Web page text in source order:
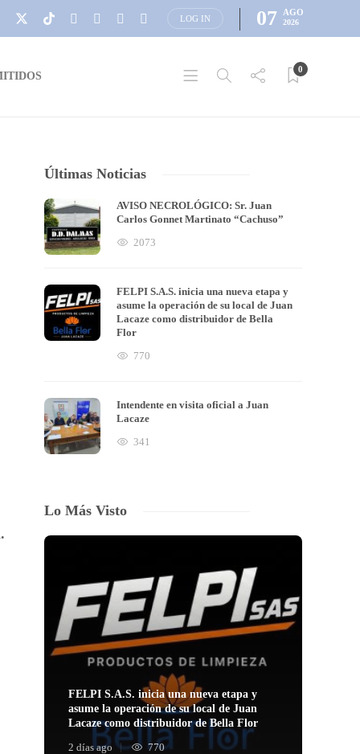
LOG IN 07 AGO
2026
0
Últimas Noticias
AVISO NECROLÓGICO: Sr. Juan
Carlos Gonnet Martinato “Cachuso”
2073
FELPI S.A.S. inicia una nueva etapa y
asume la operación de su local de Juan
Lacaze como distribuidor de Bella
Flor
770
Intendente en visita oficial a Juan
Lacaze
341
Lo Más Visto
FELPI S.A.S. inicia una nueva etapa y
asume la operación de su local de Juan
Lacaze como distribuidor de Bella Flor
2 días ago
770